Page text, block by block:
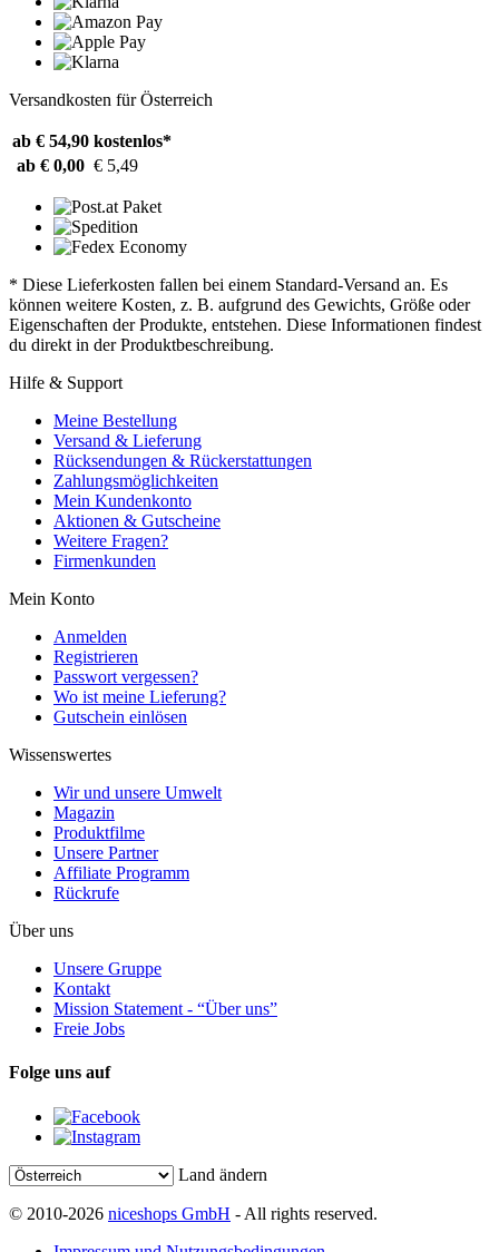
Versandkosten für Österreich
ab € 54,90 kostenlos*
ab € 0,00 € 5,49
* Diese Lieferkosten fallen bei einem Standard-Versand an. Es
können weitere Kosten, z. B. aufgrund des Gewichts, Größe oder
Eigenschaften der Produkte, entstehen. Diese Informationen findest
du direkt in der Produktbeschreibung.
Hilfe & Support
Meine Bestellung
Versand & Lieferung
Rücksendungen & Rückerstattungen
Zahlungsmöglichkeiten
Mein Kundenkonto
Aktionen & Gutscheine
Weitere Fragen?
Firmenkunden
Mein Konto
Anmelden
Registrieren
Passwort vergessen?
Wo ist meine Lieferung?
Gutschein einlösen
Wissenswertes
Wir und unsere Umwelt
Magazin
Produktfilme
Unsere Partner
Affiliate Programm
Rückrufe
Über uns
Unsere Gruppe
Kontakt
Mission Statement - “Über uns”
Freie Jobs
Folge uns auf
Land ändern
© 2010-2026 niceshops GmbH - All rights reserved.